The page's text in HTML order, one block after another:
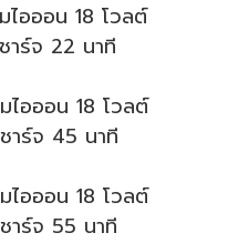
ไอออน 18 โวลต์
าร์จ 22 นาที
ไอออน 18 โวลต์
าร์จ 45 นาที
ไอออน 18 โวลต์
าร์จ 55 นาที